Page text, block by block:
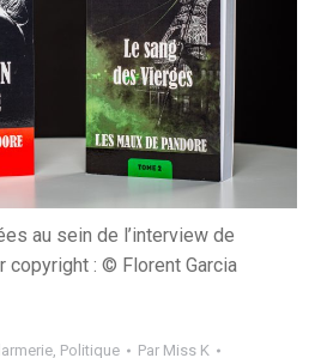
au sein de l’interview de
copyright : © Florent Garcia
Politique Par Miss K